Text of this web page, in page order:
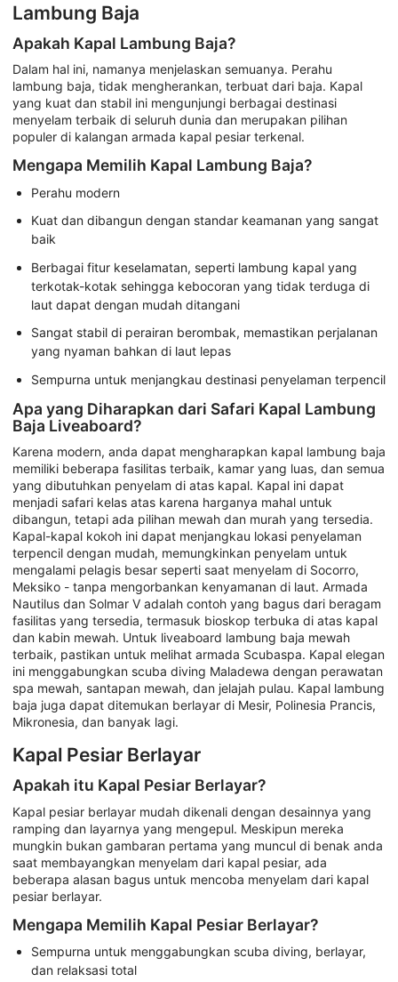
Lambung Baja
Apakah Kapal Lambung Baja?
Dalam hal ini, namanya menjelaskan semuanya. Perahu
lambung baja, tidak mengherankan, terbuat dari baja. Kapal
yang kuat dan stabil ini mengunjungi berbagai destinasi
menyelam terbaik di seluruh dunia dan merupakan pilihan
populer di kalangan armada kapal pesiar terkenal.
Mengapa Memilih Kapal Lambung Baja?
Perahu modern
Kuat dan dibangun dengan standar keamanan yang sangat
baik
Berbagai fitur keselamatan, seperti lambung kapal yang
terkotak-kotak sehingga kebocoran yang tidak terduga di
laut dapat dengan mudah ditangani
Sangat stabil di perairan berombak, memastikan perjalanan
yang nyaman bahkan di laut lepas
Sempurna untuk menjangkau destinasi penyelaman terpencil
Apa yang Diharapkan dari Safari Kapal Lambung
Baja Liveaboard?
Karena modern, anda dapat mengharapkan kapal lambung baja
memiliki beberapa fasilitas terbaik, kamar yang luas, dan semua
yang dibutuhkan penyelam di atas kapal. Kapal ini dapat
menjadi safari kelas atas karena harganya mahal untuk
dibangun, tetapi ada pilihan mewah dan murah yang tersedia.
Kapal-kapal kokoh ini dapat menjangkau lokasi penyelaman
terpencil dengan mudah, memungkinkan penyelam untuk
mengalami pelagis besar seperti saat menyelam di Socorro,
Meksiko - tanpa mengorbankan kenyamanan di laut. Armada
Nautilus dan Solmar V adalah contoh yang bagus dari beragam
fasilitas yang tersedia, termasuk bioskop terbuka di atas kapal
dan kabin mewah. Untuk liveaboard lambung baja mewah
terbaik, pastikan untuk melihat armada Scubaspa. Kapal elegan
ini menggabungkan scuba diving Maladewa dengan perawatan
spa mewah, santapan mewah, dan jelajah pulau. Kapal lambung
baja juga dapat ditemukan berlayar di Mesir, Polinesia Prancis,
Mikronesia, dan banyak lagi.
Kapal Pesiar Berlayar
Apakah itu Kapal Pesiar Berlayar?
Kapal pesiar berlayar mudah dikenali dengan desainnya yang
ramping dan layarnya yang mengepul. Meskipun mereka
mungkin bukan gambaran pertama yang muncul di benak anda
saat membayangkan menyelam dari kapal pesiar, ada
beberapa alasan bagus untuk mencoba menyelam dari kapal
pesiar berlayar.
Mengapa Memilih Kapal Pesiar Berlayar?
Sempurna untuk menggabungkan scuba diving, berlayar,
dan relaksasi total